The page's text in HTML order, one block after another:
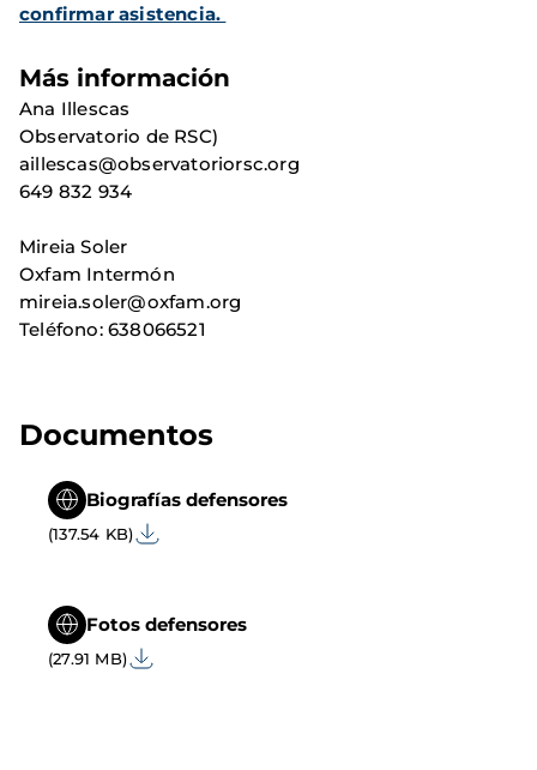
confirmar asistencia.
Más información
Ana Illescas
Observatorio de RSC)
aillescas@observatoriorsc.org
649 832 934
Mireia Soler
Oxfam Intermón
mireia.soler@oxfam.org
Teléfono: 638066521
Documentos
Biografías defensores
(137.54 KB)
Fotos defensores
(27.91 MB)